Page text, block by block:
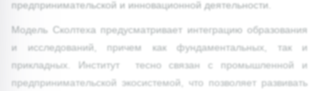
предпринимательской и инновационной деятельности.
Модель Сколтеха предусматривает интеграцию образования
и исследований, причем как фундаментальных, так и
прикладных. Институт тесно связан с промышленной и
предпринимательской экосистемой, что позволяет развивать